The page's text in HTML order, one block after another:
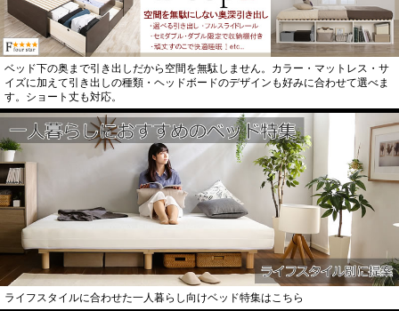
ベッド下の奥まで引き出しだから空間を無駄しません。カラー・マットレス・サ
イズに加えて引き出しの種類・ヘッドボードのデザインも好みに合わせて選べま
す。ショート丈も対応。
ライフスタイルに合わせた一人暮らし向けベッド特集はこちら